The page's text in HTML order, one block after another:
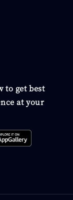
to get best
at your